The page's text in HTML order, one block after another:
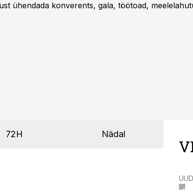
ühendada konverents, gala, töötoad,
72H Nädal